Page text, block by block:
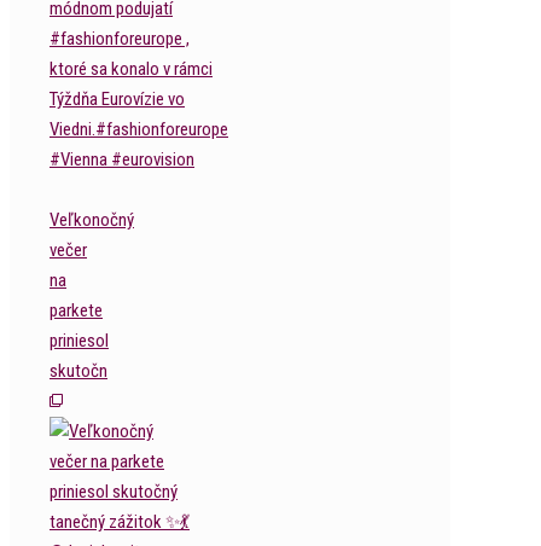
Veľkonočný
večer
na
parkete
priniesol
skutočn